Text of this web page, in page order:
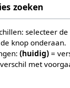
zoeken
selecteer
knop onderaan.
(huidig)=
met